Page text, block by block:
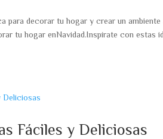
para decorar tu hogar y crear un
tu hogar enNavidad.Inspírate con estas
Fáciles y Deliciosas